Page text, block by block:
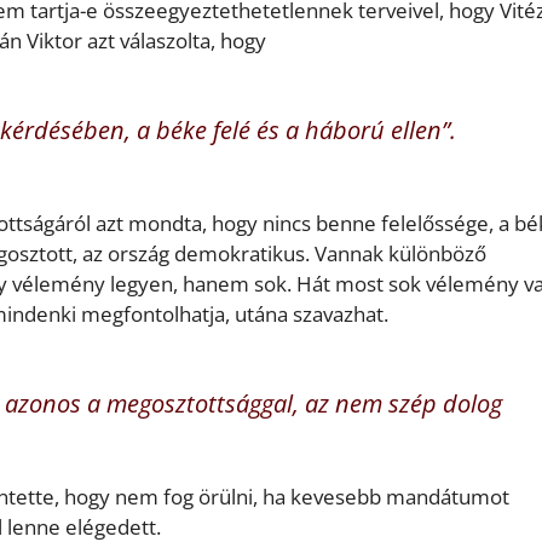
tartja-e összeegyeztethetetlennek terveivel, hogy
Viktor azt válaszolta, hogy
a béke felé és a háború ellen”.
azt mondta, hogy nincs benne felelőssége, a
az ország demokratikus. Vannak különböző
legyen, hanem sok. Hát most sok vélemény
megfontolhatja, utána szavazhat.
a megosztottsággal, az nem szép dolog
hogy nem fog örülni, ha kevesebb mandátumot
lenne elégedett.